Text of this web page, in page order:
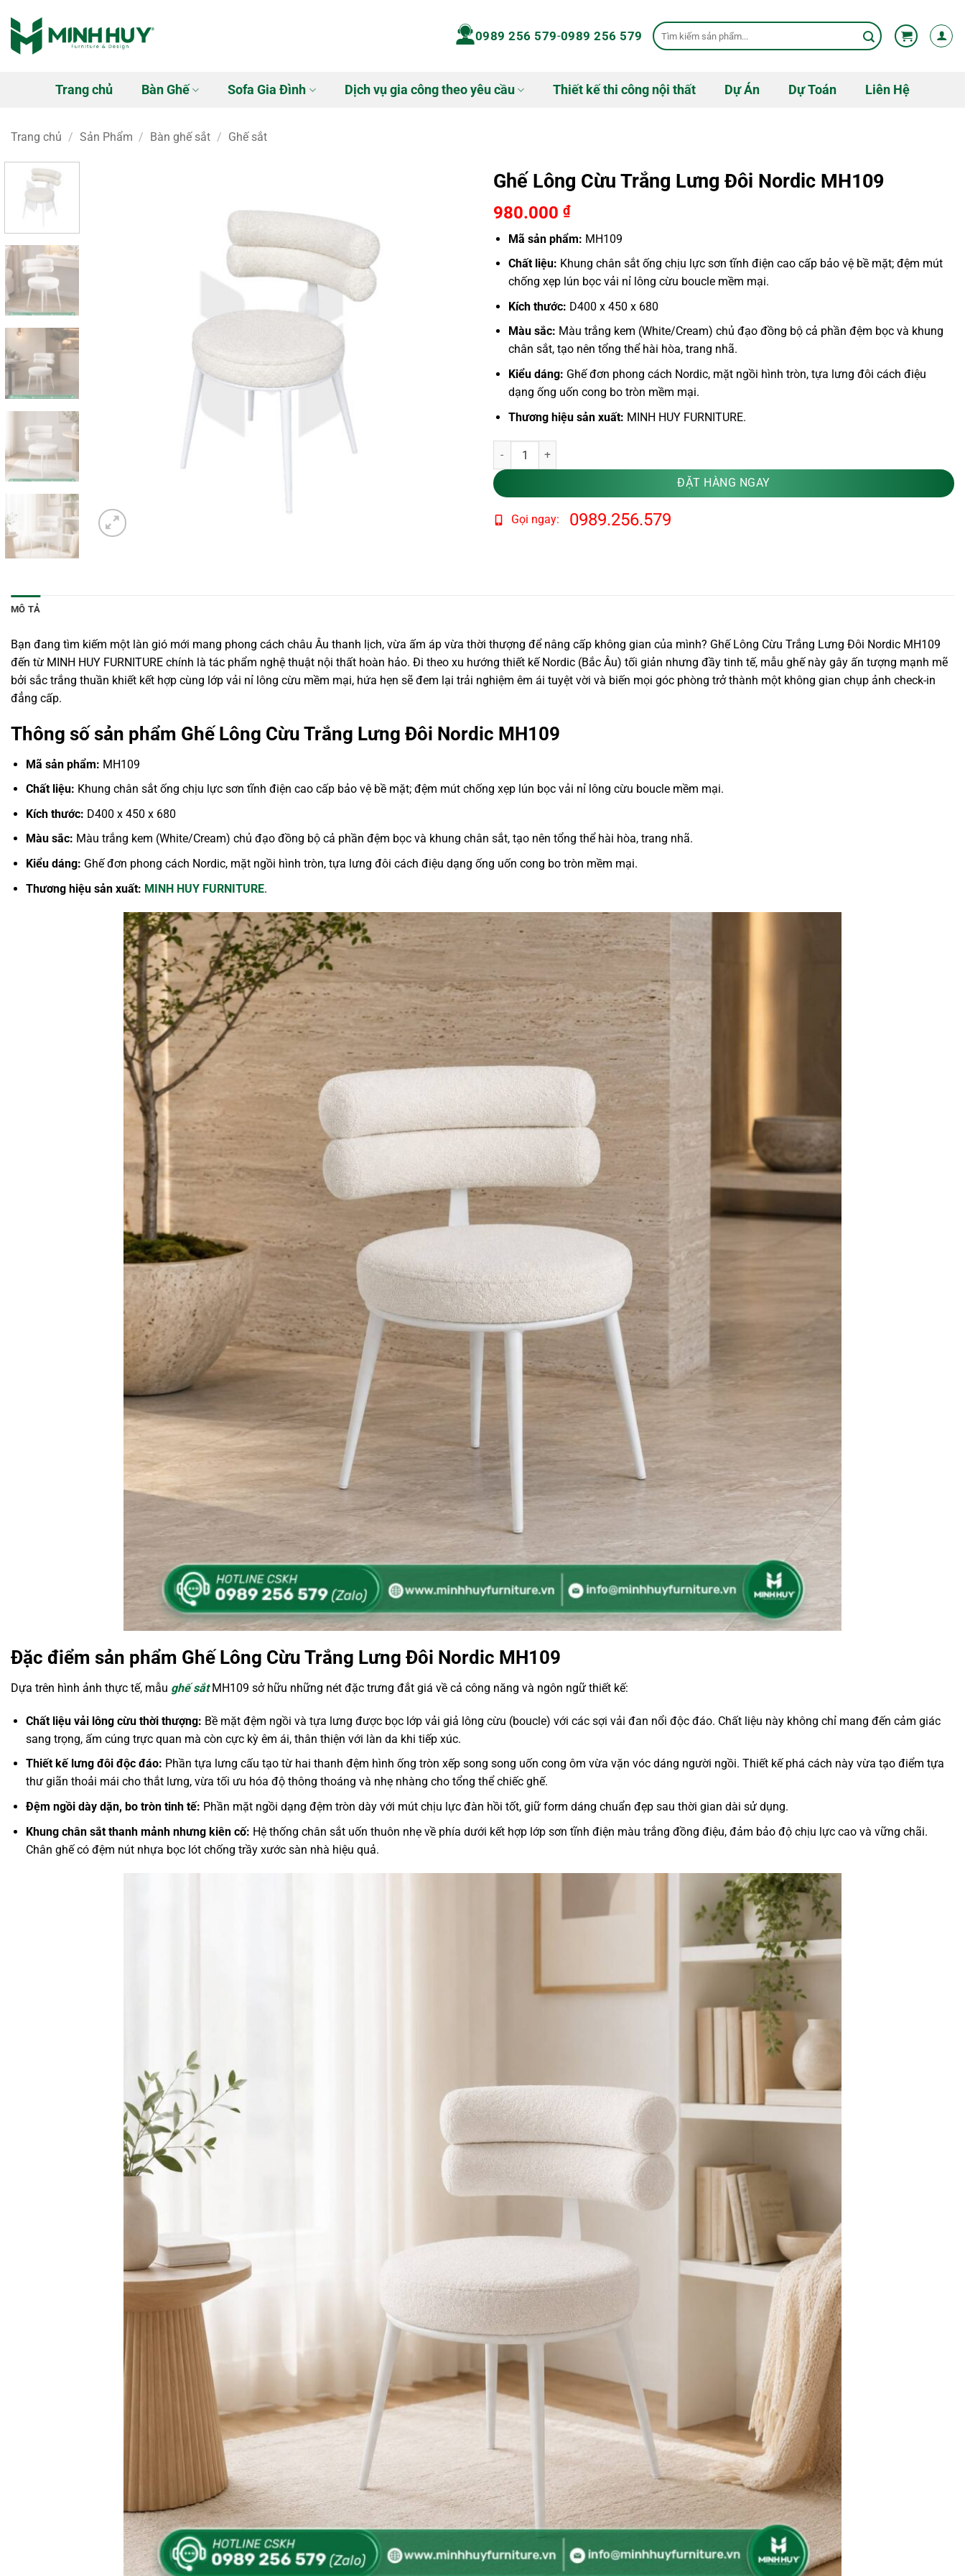
qua
nội
0989 256 579-0989 256 579
Tìm
kiếm:
Trang chủ Bàn Ghế Sofa Gia Đình Dịch vụ gia công theo yêu cầu Thiết kế thi công nội thất Dự Án Dự Toán Liên Hệ
Trang chủ / Sản Phẩm / Bàn ghế sắt / Ghế sắt
Ghế Lông Cừu Trắng Lưng Đôi Nordic MH109
980.000 ₫
Mã sản phẩm: MH109
Chất liệu: Khung chân sắt ống chịu lực sơn tĩnh điện cao cấp bảo vệ bề mặt; đệm mút
chống xẹp lún bọc vải nỉ lông cừu boucle mềm mại.
Kích thước: D400 x 450 x 680
Màu sắc: Màu trắng kem (White/Cream) chủ đạo đồng bộ cả phần đệm bọc và khung
chân sắt, tạo nên tổng thể hài hòa, trang nhã.
Kiểu dáng: Ghế đơn phong cách Nordic, mặt ngồi hình tròn, tựa lưng đôi cách điệu
dạng ống uốn cong bo tròn mềm mại.
Thương hiệu sản xuất: MINH HUY FURNITURE.
Ghế Lông Cừu Trắng Lưng Đôi Nordic MH109 số lượng
ĐẶT HÀNG NGAY
Gọi ngay: 0989.256.579
MÔ TẢ
Bạn đang tìm kiếm một làn gió mới mang phong cách châu Âu thanh lịch, vừa ấm áp vừa thời thượng để nâng cấp không gian của mình? Ghế Lông Cừu Trắng Lưng Đôi Nordic MH109
đến từ MINH HUY FURNITURE chính là tác phẩm nghệ thuật nội thất hoàn hảo. Đi theo xu hướng thiết kế Nordic (Bắc Âu) tối giản nhưng đầy tinh tế, mẫu ghế này gây ấn tượng mạnh mẽ
bởi sắc trắng thuần khiết kết hợp cùng lớp vải nỉ lông cừu mềm mại, hứa hẹn sẽ đem lại trải nghiệm êm ái tuyệt vời và biến mọi góc phòng trở thành một không gian chụp ảnh check-in
đẳng cấp.
Thông số sản phẩm Ghế Lông Cừu Trắng Lưng Đôi Nordic MH109
Mã sản phẩm: MH109
Chất liệu: Khung chân sắt ống chịu lực sơn tĩnh điện cao cấp bảo vệ bề mặt; đệm mút chống xẹp lún bọc vải nỉ lông cừu boucle mềm mại.
Kích thước: D400 x 450 x 680
Màu sắc: Màu trắng kem (White/Cream) chủ đạo đồng bộ cả phần đệm bọc và khung chân sắt, tạo nên tổng thể hài hòa, trang nhã.
Kiểu dáng: Ghế đơn phong cách Nordic, mặt ngồi hình tròn, tựa lưng đôi cách điệu dạng ống uốn cong bo tròn mềm mại.
Thương hiệu sản xuất: MINH HUY FURNITURE.
Đặc điểm sản phẩm Ghế Lông Cừu Trắng Lưng Đôi Nordic MH109
Dựa trên hình ảnh thực tế, mẫu ghế sắtMH109 sở hữu những nét đặc trưng đắt giá về cả công năng và ngôn ngữ thiết kế:
Chất liệu vải lông cừu thời thượng: Bề mặt đệm ngồi và tựa lưng được bọc lớp vải giả lông cừu (boucle) với các sợi vải đan nổi độc đáo. Chất liệu này không chỉ mang đến cảm giác
sang trọng, ấm cúng trực quan mà còn cực kỳ êm ái, thân thiện với làn da khi tiếp xúc.
Thiết kế lưng đôi độc đáo: Phần tựa lưng cấu tạo từ hai thanh đệm hình ống tròn xếp song song uốn cong ôm vừa vặn vóc dáng người ngồi. Thiết kế phá cách này vừa tạo điểm tựa
thư giãn thoải mái cho thắt lưng, vừa tối ưu hóa độ thông thoáng và nhẹ nhàng cho tổng thể chiếc ghế.
Đệm ngồi dày dặn, bo tròn tinh tế: Phần mặt ngồi dạng đệm tròn dày với mút chịu lực đàn hồi tốt, giữ form dáng chuẩn đẹp sau thời gian dài sử dụng.
Khung chân sắt thanh mảnh nhưng kiên cố: Hệ thống chân sắt uốn thuôn nhẹ về phía dưới kết hợp lớp sơn tĩnh điện màu trắng đồng điệu, đảm bảo độ chịu lực cao và vững chãi.
Chân ghế có đệm nút nhựa bọc lót chống trầy xước sàn nhà hiệu quả.